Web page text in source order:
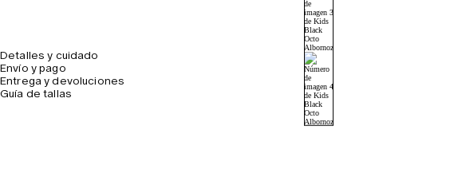
Detalles y cuidado
Envío y pago
Entrega y devoluciones
Guía de tallas